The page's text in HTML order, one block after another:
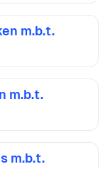
m.b.t.
m.b.t.
m.b.t.